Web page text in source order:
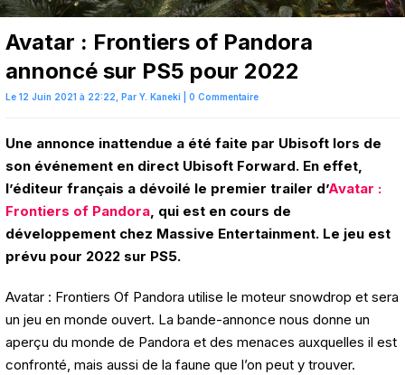
Avatar : Frontiers of Pandora
annoncé sur PS5 pour 2022
Le 12 Juin 2021 à 22:22, Par Y. Kaneki 0 Commentaire
Une annonce inattendue a été faite par Ubisoft lors de
son événement en direct Ubisoft Forward. En effet,
l’éditeur français a dévoilé le premier trailer d’Avatar :
Frontiers of Pandora, qui est en cours de
développement chez Massive Entertainment. Le jeu est
prévu pour 2022 sur PS5.
Avatar : Frontiers Of Pandora utilise le moteur snowdrop et sera
un jeu en monde ouvert. La bande-annonce nous donne un
aperçu du monde de Pandora et des menaces auxquelles il est
confronté, mais aussi de la faune que l’on peut y trouver.